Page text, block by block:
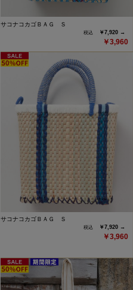
サコナコカゴＢＡＧ Ｓ
￥7,920 →
￥3,960
サコナコカゴＢＡＧ Ｓ
￥7,920 →
￥3,960